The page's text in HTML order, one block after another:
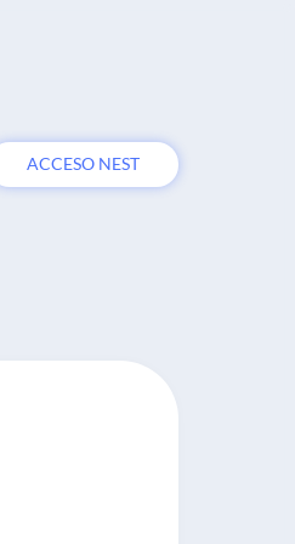
ACCESO NEST